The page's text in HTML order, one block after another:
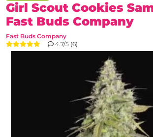
Girl Scout Cookies
Fast Buds Company
Fast Buds Company
4.7/5 (6)